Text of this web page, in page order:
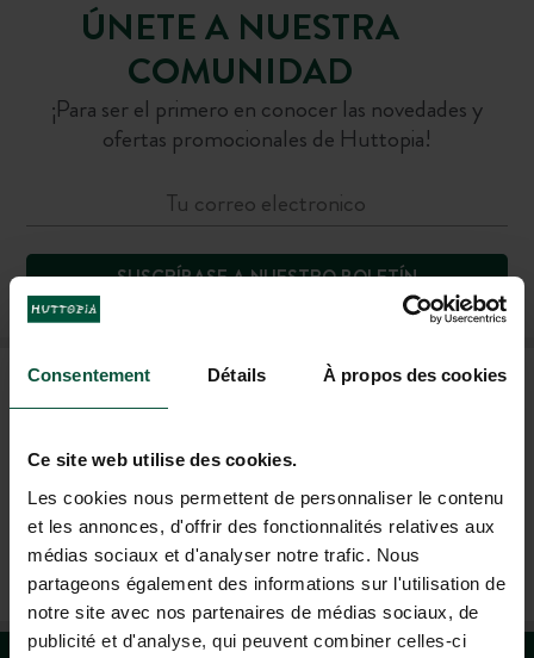
Consentement Détails À propos des cookies
Ce site web utilise des cookies.
Les cookies nous permettent de personnaliser le contenu
et les annonces, d'offrir des fonctionnalités relatives aux
médias sociaux et d'analyser notre trafic. Nous
partageons également des informations sur l'utilisation de
notre site avec nos partenaires de médias sociaux, de
publicité et d'analyse, qui peuvent combiner celles-ci
ÚNETE A NUESTRA
COMUNIDAD
¡Para ser el primero en conocer las novedades y
ofertas promocionales de Huttopia!
SUSCRÍBASE A NUESTRO BOLETÍN
PREGUNTAS FRECUENTES
AYUDA Y CONTACTO
+33 4 37 64 22 35
(LUN–VIE: 9H–19H; SÁB: 9H–18H)